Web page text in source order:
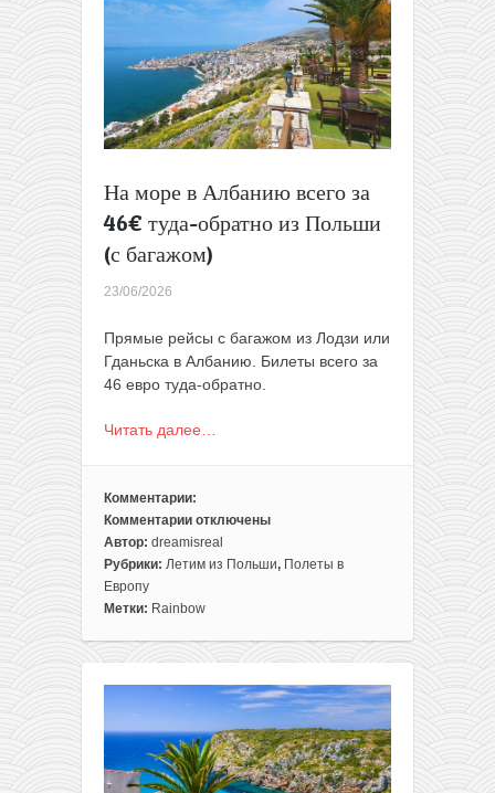
116€
обратно
(с
багажом!)
На море в Албанию всего за
46€ туда-обратно из Польши
(с багажом)
23/06/2026
Прямые рейсы с багажом из Лодзи или
Гданьска в Албанию. Билеты всего за
46 евро туда-обратно.
Читать далее…
Комментарии:
Комментарии
к
записи
На
море
Албанию
туда-
обратно
из
отключены
Автор: dreamisreal
Рубрики: Летим из Польши, Полеты в
Европу
Метки: Rainbow